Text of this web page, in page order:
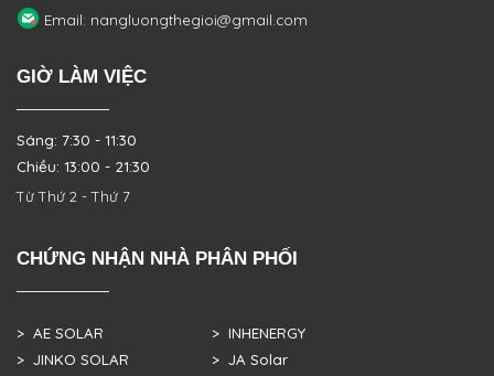
Email: nangluongthegioi@gmail.com
GIỜ LÀM VIỆC
Sáng: 7:30 - 11:30
Chiều: 13:00 - 21:30
Từ Thứ 2 - Thứ 7
CHỨNG NHẬN NHÀ PHÂN PHỐI
> AE SOLAR
> JINKO SOLAR
> INHENERGY
> JA Solar